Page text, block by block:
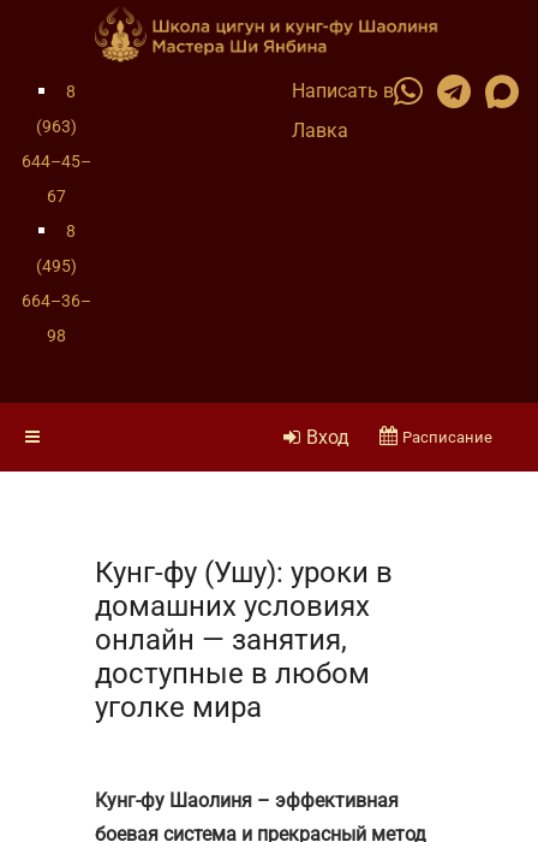
8
(963)
644–45–
67
8
(495)
664–36–
98
Написать в
Лавка
Вход Расписание
Кунг-фу (Ушу): уроки в
домашних условиях
онлайн — занятия,
доступные в любом
уголке мира
Кунг-фу Шаолиня – эффективная
боевая система и прекрасный метод